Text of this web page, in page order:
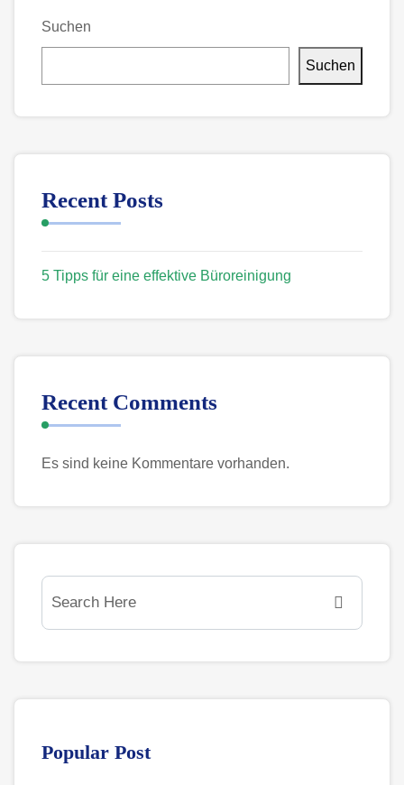
Suchen
Suchen
Recent Posts
5 Tipps für eine effektive Büroreinigung
Recent Comments
Es sind keine Kommentare vorhanden.
Popular Post